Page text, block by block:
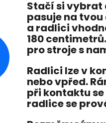
Stačí si vybrat
pasuje na
a radlici
180
pro stroje s
Radlici lze v
nebo vpřed.
při kontaktu
radlice se
259